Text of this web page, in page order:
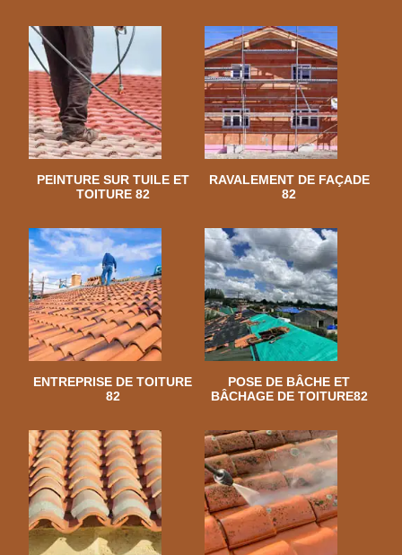
PEINTURE SUR TUILE ET
TOITURE 82
RAVALEMENT DE FAÇADE
82
ENTREPRISE DE TOITURE
82
POSE DE BÂCHE ET
BÂCHAGE DE TOITURE82